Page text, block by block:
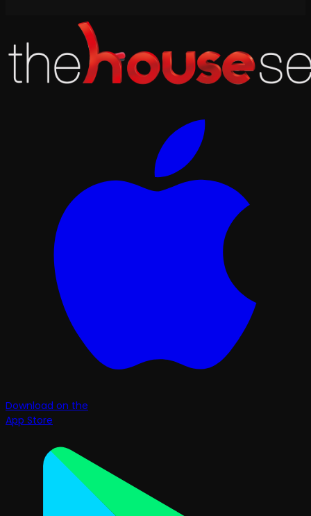
Download on the
App Store